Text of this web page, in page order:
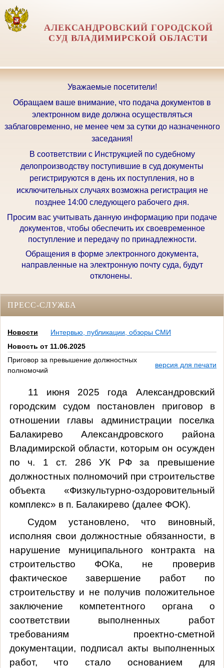
АЛЕКСАНДРОВСКИЙ ГОРОДСКОЙ
СУД ВЛАДИМИРСКОЙ ОБЛАСТИ
Уважаемые посетители!
Обращаем ваше внимание, что подача документов в
электронном виде должна осуществляться
заблаговременно, не менее чем за сутки до назначенного
заседания!
В соответствии с Инструкцией по судебному
делопроизводству поступившие в суд документы
регистрируются в день их поступления, но в
исключительных случаях возможна регистрация не
позднее 14:00 следующего рабочего дня.
Просим вас учитывать данную информацию при подаче
документов, чтобы обеспечить их своевременное
поступление и передачу по принадлежности.
Обращения в форме электронного документа,
направленные на электронную почту суда, будут
отклонены.
ПРЕСС-СЛУЖБА
Новости
Интервью, публикации, обзоры СМИ
Новость от 11.06.2025
Приговор за превышение должностных
полномочий
версия для печати
11 июня 2025 года Александровский
городским судом постановлен приговор в
отношении главы администрации поселка
Балакирево Александровского района
Владимирской области, которым он осужден
по ч. 1 ст. 286 УК РФ за превышение
должностных полномочий при строительстве
объекта «Физкультурно-оздоровительный
комплекс» в п. Балакирево (далее ФОК).
Судом установлено, что виновный,
исполняя свои должностные обязанности, в
нарушение муниципального контракта на
строительство ФОКа, не проверив
фактическое завершение работ по
строительству и не получив положительное
заключение компетентного органа о
соответствии выполненных работ
требованиям проектно-сметной
документации, подписал акты выполненных
работ, что стало основанием для